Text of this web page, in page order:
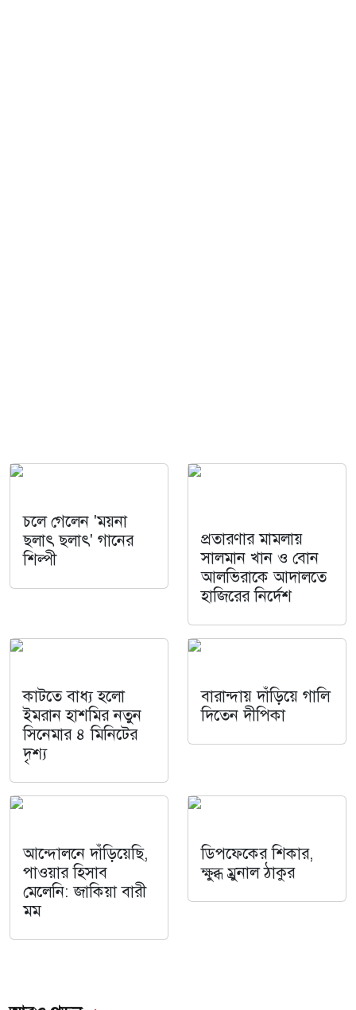
চলে গেলেন 'ময়না
ছলাৎ ছলাৎ' গানের
শিল্পী
প্রতারণার মামলায়
সালমান খান ও বোন
আলভিরাকে আদালতে
হাজিরের নির্দেশ
কাটতে বাধ্য হলো
ইমরান হাশমির নতুন
সিনেমার ৪ মিনিটের
দৃশ্য
বারান্দায় দাঁড়িয়ে গালি
দিতেন দীপিকা
আন্দোলনে দাঁড়িয়েছি,
পাওয়ার হিসাব
মেলেনি: জাকিয়া বারী
মম
ডিপফেকের শিকার,
ক্ষুব্ধ ম্রুনাল ঠাকুর